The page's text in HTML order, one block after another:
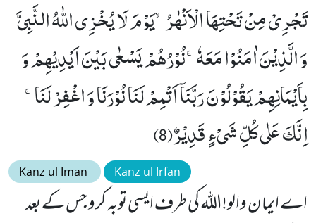
تَجْرِیْ مِنْ تَحْتِهَا الْاَنْهٰرُۙ-یَوْمَ لَا یُخْزِی اللّٰهُ النَّبِیَّ
وَ الَّذِیْنَ اٰمَنُوْا مَعَهٗۚ-نُوْرُهُمْ یَسْعٰى بَیْنَ اَیْدِیْهِمْ وَ
بِاَیْمَانِهِمْ یَقُوْلُوْنَ رَبَّنَاۤ اَتْمِمْ لَنَا نُوْرَنَا وَ اغْفِرْ لَنَاۚ-
اِنَّكَ عَلٰى كُلِّ شَیْءٍ قَدِیْرٌ(8)
Kanz ul Iman Kanz ul Irfan
اے ایمان والو!اللہ کی طرف ایسی توبہ کرو جس کے بعد